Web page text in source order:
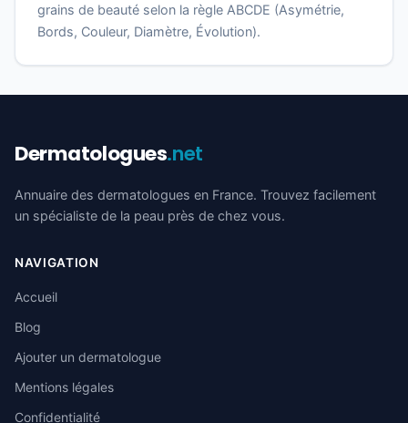
grains de beauté selon la règle ABCDE (Asymétrie,
Bords, Couleur, Diamètre, Évolution).
Dermatologues.net
Annuaire des dermatologues en France. Trouvez facilement
un spécialiste de la peau près de chez vous.
NAVIGATION
Accueil
Blog
Ajouter un dermatologue
Mentions légales
Confidentialité